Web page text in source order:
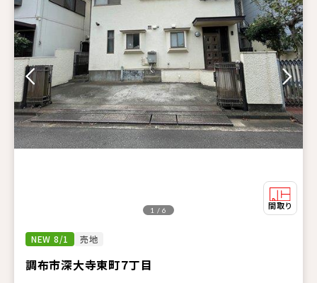
NEW 8/1 売地
調布市深大寺東町７丁目
1 / 6